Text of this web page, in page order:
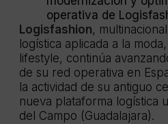
operativa de
Logisfashion,
logística aplicada a la
lifestyle, continúa
de su red operativa en
la actividad de su antiguo
nueva plataforma logística
del Campo (Guadalajara).